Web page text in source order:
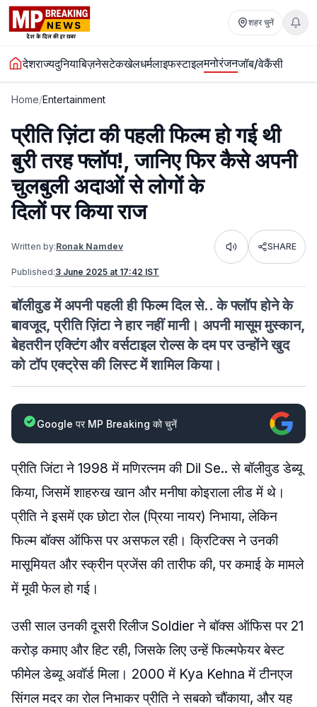
शहर चुनें
देशराज्यदुनियाबिज़नेसटेकखेलधर्मलाइफस्टाइलमनोरंजनजॉब/वेकैंसी
Home/Entertainment
प्रीति ज़िंटा की पहली फिल्म हो गई थी
बुरी तरह फ्लॉप!, जानिए फिर कैसे अपनी
चुलबुली अदाओं से लोगों के
दिलों पर किया राज
Written by:Ronak Namdev Listen SHARE
Published:3 June 2025 at 17:42 IST
बॉलीवुड में अपनी पहली ही फिल्म दिल से.. के फ्लॉप होने के
बावजूद, प्रीति ज़िंटा ने हार नहीं मानी। अपनी मासूम मुस्कान,
बेहतरीन एक्टिंग और वर्सटाइल रोल्स के दम पर उन्होंने खुद
को टॉप एक्ट्रेस की लिस्ट में शामिल किया।
Google पर MP Breaking को चुनें
प्रीति जिंटा ने 1998 में मणिरत्नम की Dil Se.. से बॉलीवुड डेब्यू
किया, जिसमें शाहरुख खान और मनीषा कोइराला लीड में थे।
प्रीति ने इसमें एक छोटा रोल (प्रिया नायर) निभाया, लेकिन
फिल्म बॉक्स ऑफिस पर असफल रही। क्रिटिक्स ने उनकी
मासूमियत और स्क्रीन प्रजेंस की तारीफ की, पर कमाई के मामले
में मूवी फेल हो गई।
उसी साल उनकी दूसरी रिलीज Soldier ने बॉक्स ऑफिस पर 21
करोड़ कमाए और हिट रही, जिसके लिए उन्हें फिल्मफेयर बेस्ट
फीमेल डेब्यू अवॉर्ड मिला। 2000 में Kya Kehna में टीनएज
सिंगल मदर का रोल निभाकर प्रीति ने सबको चौंकाया, और यह